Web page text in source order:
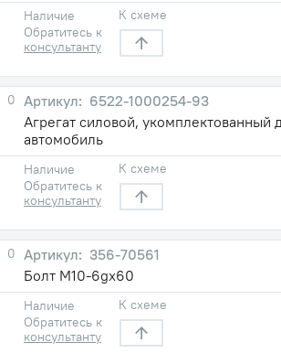
Наличие
Обратитесь к
консультанту
К схеме
0
6522-1000254-93
Агрегат силовой, укомплектованный
автомобиль
Наличие
Обратитесь к
консультанту
К схеме
0
356-70561
Болт М10-6gх60
Наличие
Обратитесь к
консультанту
К схеме